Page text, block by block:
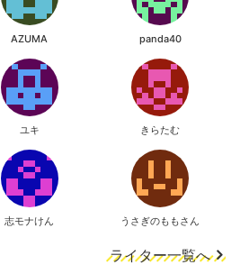
AZUMA panda40
ユキ きらたむ
志モナけん うさぎのももさん
ライター一覧へ